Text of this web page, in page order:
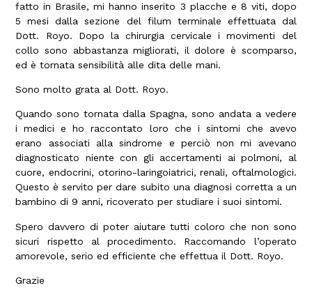
fatto in Brasile, mi hanno inserito 3 placche e 8 viti, dopo
5 mesi dalla sezione del filum terminale effettuata dal
Dott. Royo. Dopo la chirurgia cervicale i movimenti del
collo sono abbastanza migliorati, il dolore è scomparso,
ed è tornata sensibilità alle dita delle mani.
Sono molto grata al Dott. Royo.
Quando sono tornata dalla Spagna, sono andata a vedere
i medici e ho raccontato loro che i sintomi che avevo
erano associati alla sindrome e perciò non mi avevano
diagnosticato niente con gli accertamenti ai polmoni, al
cuore, endocrini, otorino-laringoiatrici, renali, oftalmologici.
Questo è servito per dare subito una diagnosi corretta a un
bambino di 9 anni, ricoverato per studiare i suoi sintomi.
Spero davvero di poter aiutare tutti coloro che non sono
sicuri rispetto al procedimento. Raccomando l’operato
amorevole, serio ed efficiente che effettua il Dott. Royo.
Grazie